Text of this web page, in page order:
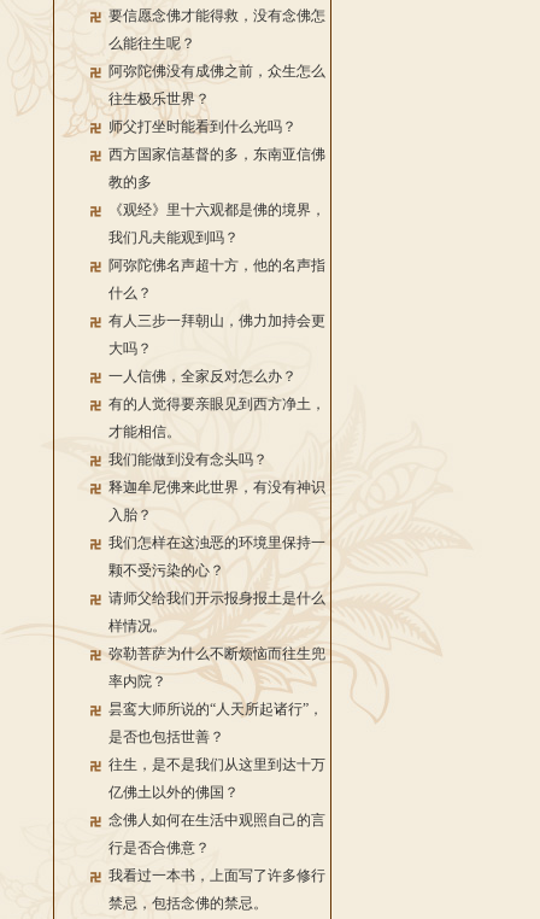
要信愿念佛才能得救，没有念佛怎
么能往生呢？
阿弥陀佛没有成佛之前，众生怎么
往生极乐世界？
师父打坐时能看到什么光吗？
西方国家信基督的多，东南亚信佛
教的多
《观经》里十六观都是佛的境界，
我们凡夫能观到吗？
阿弥陀佛名声超十方，他的名声指
什么？
有人三步一拜朝山，佛力加持会更
大吗？
一人信佛，全家反对怎么办？
有的人觉得要亲眼见到西方净土，
才能相信。
我们能做到没有念头吗？
释迦牟尼佛来此世界，有没有神识
入胎？
我们怎样在这浊恶的环境里保持一
颗不受污染的心？
请师父给我们开示报身报土是什么
样情况。
弥勒菩萨为什么不断烦恼而往生兜
率内院？
昙鸾大师所说的“人天所起诸行”，
是否也包括世善？
往生，是不是我们从这里到达十万
亿佛土以外的佛国？
念佛人如何在生活中观照自己的言
行是否合佛意？
我看过一本书，上面写了许多修行
禁忌，包括念佛的禁忌。